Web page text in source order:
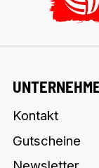
Kontakt
Gutscheine